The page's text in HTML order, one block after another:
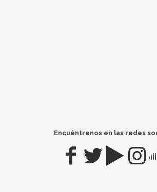
Encuéntrenos en las redes